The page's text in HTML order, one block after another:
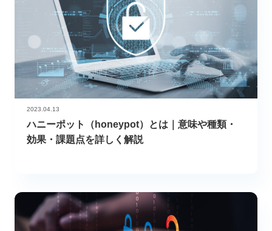
2023.04.13
ハニーポット（honeypot）とは｜意味や種類・
効果・課題点を詳しく解説